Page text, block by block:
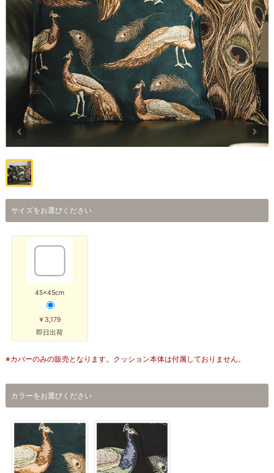
サイズをお選びください
45×45cm
￥3,179
即日出荷
※カバーのみの販売となります。クッション本体は付属しておりません。
カラーをお選びください